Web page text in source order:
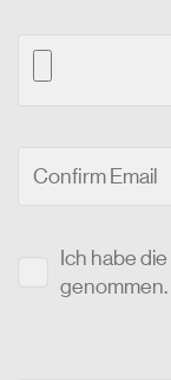
Ich habe die
genommen.